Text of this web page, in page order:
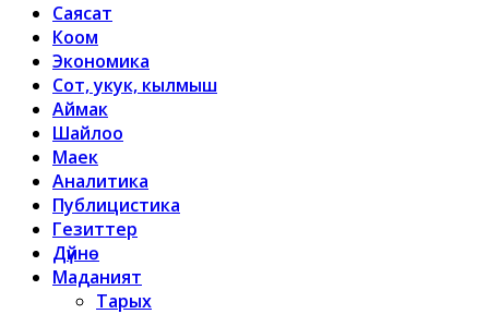
Саясат
Коом
Экономика
Сот, укук, кылмыш
Аймак
Шайлоо
Маек
Аналитика
Публицистика
Гезиттер
Дүйнө
Маданият
Тарых